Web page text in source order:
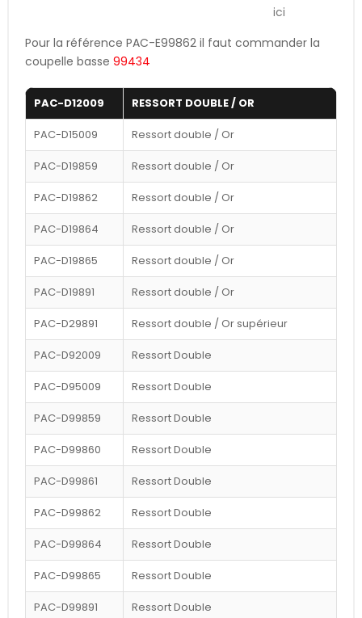
ici
Pour la référence PAC-E99862 il faut commander la
coupelle basse 99434
PAC-D12009 RESSORT DOUBLE / OR
PAC-D15009 Ressort double / Or
PAC-D19859 Ressort double / Or
PAC-D19862 Ressort double / Or
PAC-D19864 Ressort double / Or
PAC-D19865 Ressort double / Or
PAC-D19891 Ressort double / Or
PAC-D29891 Ressort double / Or supérieur
PAC-D92009 Ressort Double
PAC-D95009 Ressort Double
PAC-D99859 Ressort Double
PAC-D99860 Ressort Double
PAC-D99861 Ressort Double
PAC-D99862 Ressort Double
PAC-D99864 Ressort Double
PAC-D99865 Ressort Double
PAC-D99891 Ressort Double